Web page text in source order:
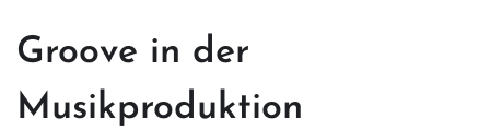
Groove in der
Musikproduktion